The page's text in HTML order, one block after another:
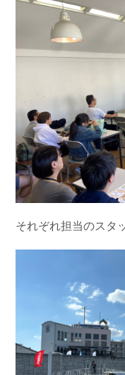
それぞれ担当のスタ